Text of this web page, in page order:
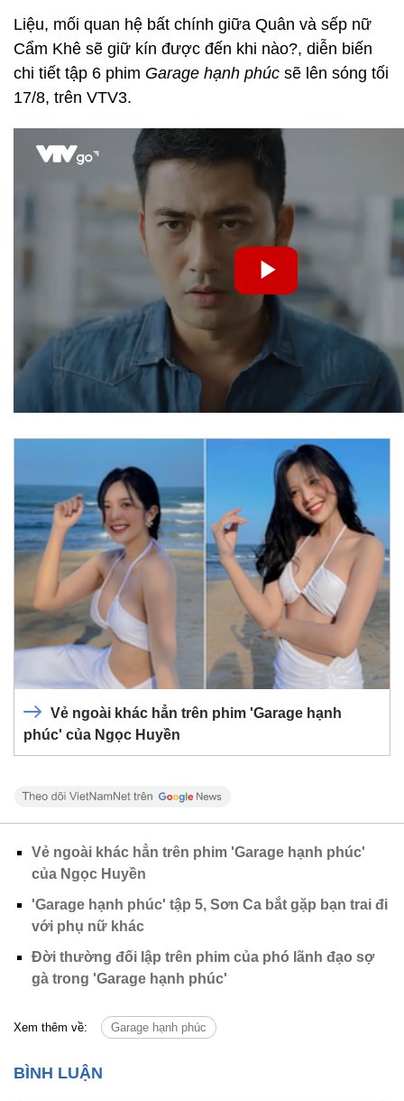
Liệu, mối quan hệ bất chính giữa Quân và sếp nữ
Cẩm Khê sẽ giữ kín được đến khi nào?, diễn biến
chi tiết tập 6 phim Garage hạnh phúc sẽ lên sóng tối
17/8, trên VTV3.
Vẻ ngoài khác hẳn trên phim 'Garage hạnh
phúc' của Ngọc Huyền
Vẻ ngoài khác hẳn trên phim 'Garage hạnh phúc'
của Ngọc Huyền
'Garage hạnh phúc' tập 5, Sơn Ca bắt gặp bạn trai đi
với phụ nữ khác
Đời thường đối lập trên phim của phó lãnh đạo sợ
gà trong 'Garage hạnh phúc'
Xem thêm về: Garage hạnh phúc